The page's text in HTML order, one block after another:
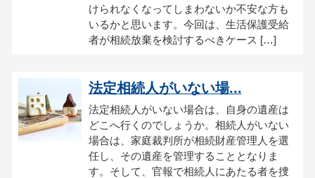
けられなくなってしまわないか不安な方も
いるかと思います。今回は、生活保護受給
者が相続放棄を検討するべきケース […]
法定相続人がいない場...
法定相続人がいない場合は、自身の遺産は
どこへ行くのでしょうか。相続人がいない
場合は、家庭裁判所が相続財産管理人を選
任し、その遺産を管理することとなりま
す。そして、官報で相続人にあたる者を捜